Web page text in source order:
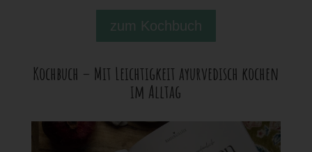
zum Kochbuch
Kochbuch – Mit Leichtigkeit ayurvedisch kochen
im Alltag